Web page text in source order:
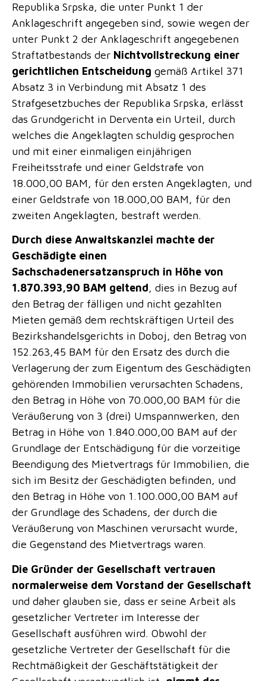
Republika Srpska, die unter Punkt 1 der
Anklageschrift angegeben sind, sowie wegen der
unter Punkt 2 der Anklageschrift angegebenen
Straftatbestands der Nichtvollstreckung einer
gerichtlichen Entscheidung gemäß Artikel 371
Absatz 3 in Verbindung mit Absatz 1 des
Strafgesetzbuches der Republika Srpska, erlässt
das Grundgericht in Derventa ein Urteil, durch
welches die Angeklagten schuldig gesprochen
und mit einer einmaligen einjährigen
Freiheitsstrafe und einer Geldstrafe von
18.000,00 BAM, für den ersten Angeklagten, und
einer Geldstrafe von 18.000,00 BAM, für den
zweiten Angeklagten, bestraft werden.
Durch diese Anwaltskanzlei machte der
Geschädigte einen
Sachschadenersatzanspruch in Höhe von
1.870.393,90 BAM geltend, dies in Bezug auf
den Betrag der fälligen und nicht gezahlten
Mieten gemäß dem rechtskräftigen Urteil des
Bezirkshandelsgerichts in Doboj, den Betrag von
152.263,45 BAM für den Ersatz des durch die
Verlagerung der zum Eigentum des Geschädigten
gehörenden Immobilien verursachten Schadens,
den Betrag in Höhe von 70.000,00 BAM für die
Veräußerung von 3 (drei) Umspannwerken, den
Betrag in Höhe von 1.840.000,00 BAM auf der
Grundlage der Entschädigung für die vorzeitige
Beendigung des Mietvertrags für Immobilien, die
sich im Besitz der Geschädigten befinden, und
den Betrag in Höhe von 1.100.000,00 BAM auf
der Grundlage des Schadens, der durch die
Veräußerung von Maschinen verursacht wurde,
die Gegenstand des Mietvertrags waren.
Die Gründer der Gesellschaft vertrauen
normalerweise dem Vorstand der Gesellschaft
und daher glauben sie, dass er seine Arbeit als
gesetzlicher Vertreter im Interesse der
Gesellschaft ausführen wird. Obwohl der
gesetzliche Vertreter der Gesellschaft für die
Rechtmäßigkeit der Geschäftstätigkeit der